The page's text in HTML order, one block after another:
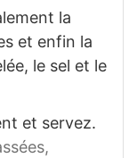
la
et enfin la
le sel et le
et servez.